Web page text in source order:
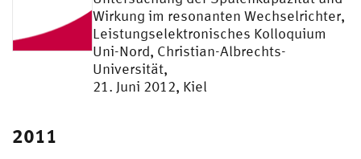
Wirkung im resonanten Wechselrichter,
Leistungselektronisches Kolloquium
Uni-Nord, Christian-Albrechts-
Universität,
21. Juni 2012, Kiel
2011